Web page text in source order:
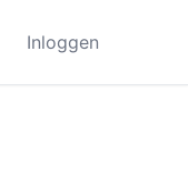
Inloggen